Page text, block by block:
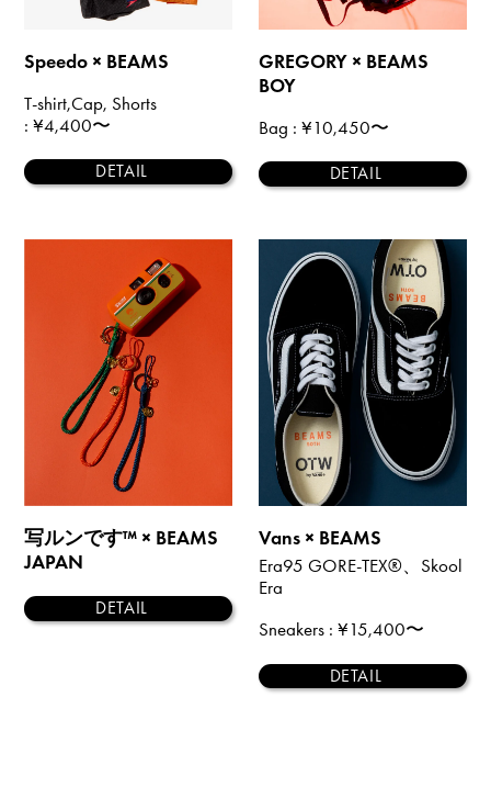
Speedo × BEAMS
T-shirt,Cap, Shorts
: ¥4,400〜
DETAIL
GREGORY × BEAMS
BOY
Bag : ¥10,450〜
DETAIL
写ルンです™ × BEAMS
JAPAN
DETAIL
Vans × BEAMS
Era95 GORE-TEX®、Skool
Era
Sneakers: ¥15,400〜
DETAIL